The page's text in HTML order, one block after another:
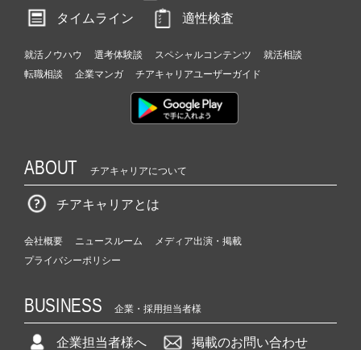
タイムライン
適性検査
就活ノウハウ 選考体験談 スペシャルコンテンツ
就活相談
転職相談
企業マンガ チアキャリアユーザーガイド
ABOUT チアキャリアについて
チアキャリアとは
会社概要 ニュースルーム
メディア出演・掲載
プライバシーポリシー
BUSINESS 企業・採用担当者様
企業担当者様へ 掲載のお問い合わせ